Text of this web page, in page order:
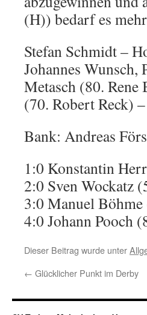
(H)) bedarf es
Stefan Schmidt –
Johannes Wunsch,
Metasch (80. Rene
(70. Robert Reck)
Bank: Andreas
1:0 Konstantin
2:0 Sven Wockatz
3:0 Manuel
4:0 Johann Pooch
Dieser Beitrag wurde unter
← Glücklicher Punkt im Derby